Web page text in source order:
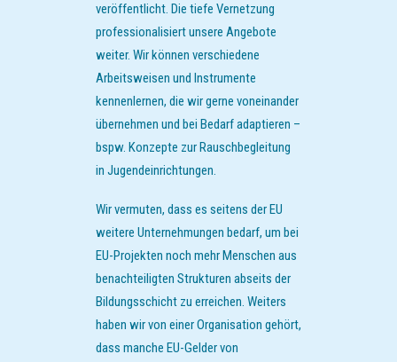
veröffentlicht. Die tiefe Vernetzung
professionalisiert unsere Angebote
weiter. Wir können verschiedene
Arbeitsweisen und Instrumente
kennenlernen, die wir gerne voneinander
übernehmen und bei Bedarf adaptieren –
bspw. Konzepte zur Rauschbegleitung
in Jugendeinrichtungen.
Wir vermuten, dass es seitens der EU
weitere Unternehmungen bedarf, um bei
EU-Projekten noch mehr Menschen aus
benachteiligten Strukturen abseits der
Bildungsschicht zu erreichen. Weiters
haben wir von einer Organisation gehört,
dass manche EU-Gelder von